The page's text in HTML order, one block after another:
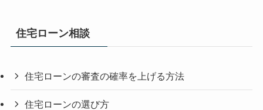
住宅ローン相談
住宅ローンの審査の確率を上げる方法
住宅ローンの選び方